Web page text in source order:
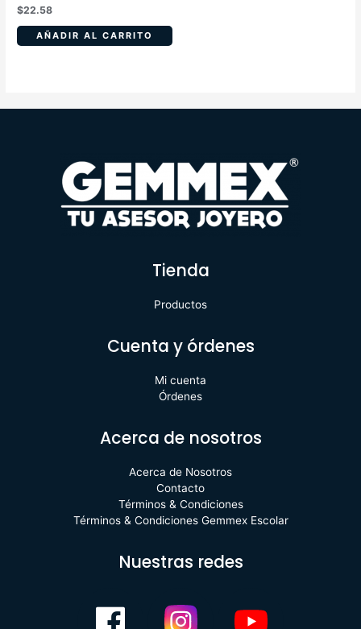
Valorado
en
0
5
$22.58
AÑADIR AL CARRITO
Tienda
Productos
Cuenta y órdenes
Mi cuenta
Órdenes
Acerca de nosotros
Acerca de Nosotros
Contacto
Términos & Condiciones
Términos & Condiciones Gemmex Escolar
Nuestras redes